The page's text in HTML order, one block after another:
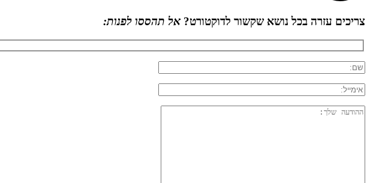
צריכים עזרה בכל נושא שקשור לדוקטורט?אל תהססו לפנות: